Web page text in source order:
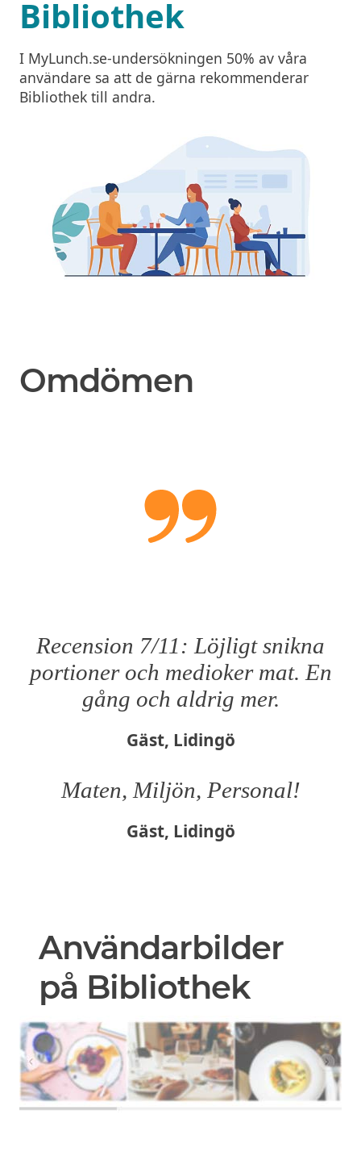
Bibliothek
I MyLunch.se-undersökningen 50% av våra
användare sa att de gärna rekommenderar
Bibliothek till andra.
Omdömen
Recension 7/11: Löjligt snikna
portioner och medioker mat. En
gång och aldrig mer.
Gäst, Lidingö
Maten, Miljön, Personal!
Gäst, Lidingö
Användarbilder
på Bibliothek